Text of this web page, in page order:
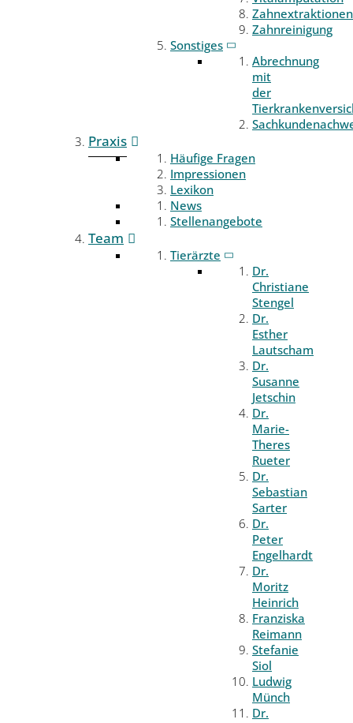
Zahnextraktionen
Zahnreinigung
Sonstiges
Abrechnung
mit
der
Praxis
Häufige Fragen
Impressionen
Lexikon
News
Stellenangebote
Team
Tierärzte
Dr.
Christiane
Stengel
Dr.
Esther
Lautscham
Dr.
Susanne
Jetschin
Dr.
Marie-
Theres
Rueter
Dr.
Sebastian
Sarter
Dr.
Peter
Engelhardt
Dr.
Moritz
Heinrich
Franziska
Reimann
Stefanie
Siol
Ludwig
Münch
Dr.